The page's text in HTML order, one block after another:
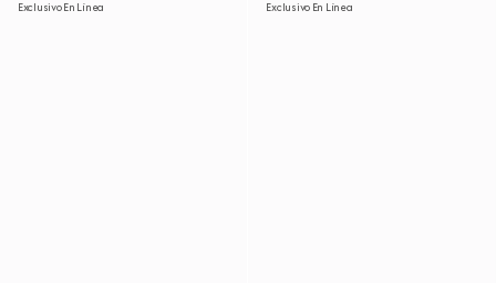
Exclusivo En Línea Exclusivo En Línea